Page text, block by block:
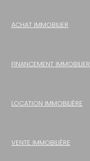
ACHAT IMMOBILIER
FINANCEMENT IMMOBILIER
LOCATION IMMOBILIÈRE
VENTE IMMOBILIÈRE